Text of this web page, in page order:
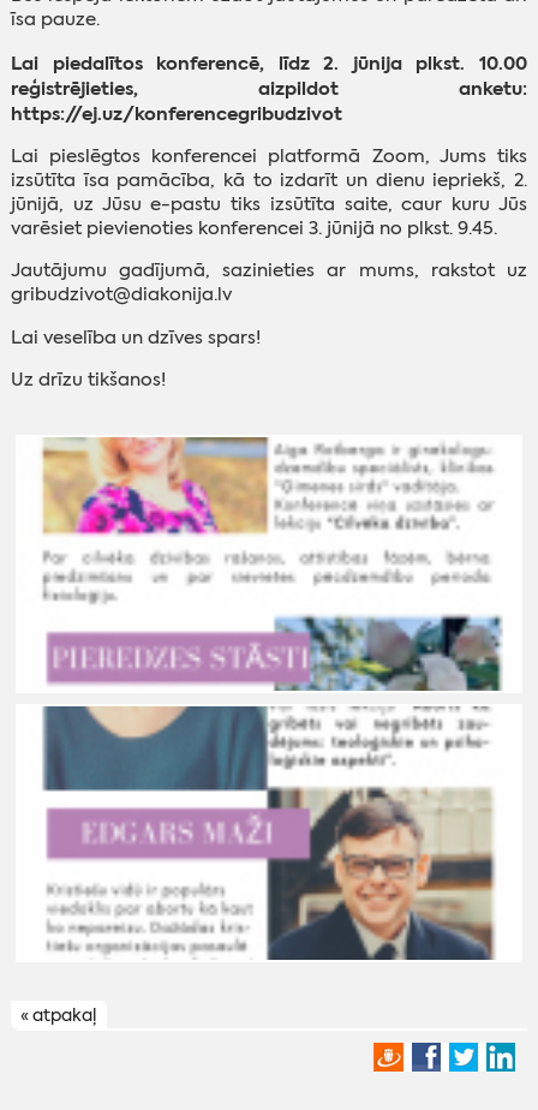
īsa pauze.
Lai piedalītos konferencē, līdz 2. jūnija plkst. 10.00
reģistrējieties, aizpildot anketu:
https://ej.uz/konferencegribudzivot
Lai pieslēgtos konferencei platformā Zoom, Jums tiks
izsūtīta īsa pamācība, kā to izdarīt un dienu iepriekš, 2.
jūnijā, uz Jūsu e-pastu tiks izsūtīta saite, caur kuru Jūs
varēsiet pievienoties konferencei 3. jūnijā no plkst. 9.45.
Jautājumu gadījumā, sazinieties ar mums, rakstot uz
gribudzivot@diakonija.lv
Lai veselība un dzīves spars!
Uz drīzu tikšanos!
« atpakaļ